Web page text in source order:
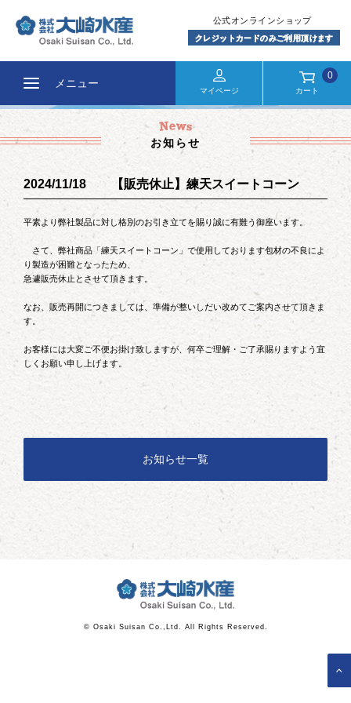
メニュー
マイページ カート
0
お知らせ
2024/11/18 【販売休止】練天スイートコーン
平素より弊社製品に対し格別のお引き立てを賜り誠に有難う御座います。
さて、弊社商品「練天スイートコーン」で使用しております包材の不良によ
り製造が困難となったため、
急遽販売休止とさせて頂きます。
なお、販売再開につきましては、準備が整いしだい改めてご案内させて頂きま
す。
お客様には大変ご不便お掛け致しますが、何卒ご理解・ご了承賜りますよう宜
しくお願い申し上げます。
お知らせ一覧
© Osaki Suisan Co.,Ltd. All Rights Reserved.